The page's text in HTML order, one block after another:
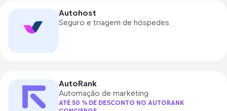
Autohost
Seguro e triagem de hóspedes
AutoRank
Automação de marketing
ATÉ 50 % DE DESCONTO NO AUTORANK